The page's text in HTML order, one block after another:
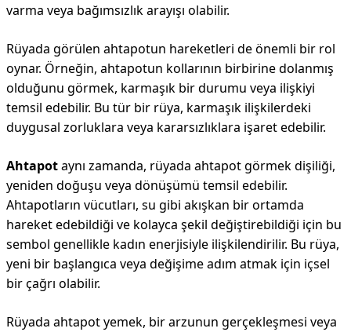
varma veya bağımsızlık arayışı olabilir.
Rüyada görülen ahtapotun hareketleri de önemli bir rol
oynar. Örneğin, ahtapotun kollarının birbirine dolanmış
olduğunu görmek, karmaşık bir durumu veya ilişkiyi
temsil edebilir. Bu tür bir rüya, karmaşık ilişkilerdeki
duygusal zorluklara veya kararsızlıklara işaret edebilir.
Ahtapotaynı zamanda, rüyada ahtapot görmek dişiliği,
yeniden doğuşu veya dönüşümü temsil edebilir.
Ahtapotların vücutları, su gibi akışkan bir ortamda
hareket edebildiği ve kolayca şekil değiştirebildiği için bu
sembol genellikle kadın enerjisiyle ilişkilendirilir. Bu rüya,
yeni bir başlangıca veya değişime adım atmak için içsel
bir çağrı olabilir.
Rüyada ahtapot yemek, bir arzunun gerçekleşmesi veya